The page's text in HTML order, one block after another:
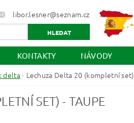
libor.lesner@seznam.cz
KONTAKTY NÁVODY
delta Lechuza Delta 20 (kompletní
SET) - TAUPE